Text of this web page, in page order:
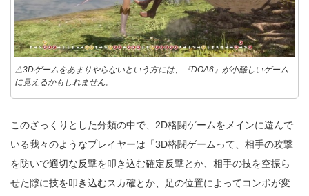
△3Dゲームをあまりやらないという方には、『DOA6』が小難しいゲーム
に見えるかもしれません。
このざっくりとした分類の中で、2D格闘ゲームをメインに遊んで
いる我々のようなプレイヤーは「3D格闘ゲームって、相手の攻撃
を防いで適切な反撃を叩き込む確定反撃とか、相手の技を空振ら
せた隙に技を叩き込むスカ確とか、足の位置によってコンボが変